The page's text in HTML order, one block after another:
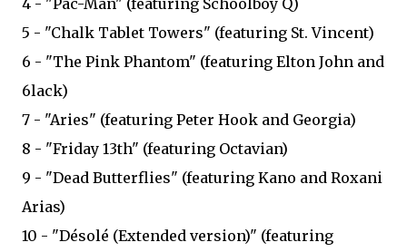
4 - "Pac-Man" (featuring Schoolboy Q)
5 - "Chalk Tablet Towers" (featuring St. Vincent)
6 - "The Pink Phantom" (featuring Elton John and
6lack)
7 - "Aries" (featuring Peter Hook and Georgia)
8 - "Friday 13th" (featuring Octavian)
9 - "Dead Butterflies" (featuring Kano and Roxani
Arias)
10 - "Désolé (Extended version)" (featuring